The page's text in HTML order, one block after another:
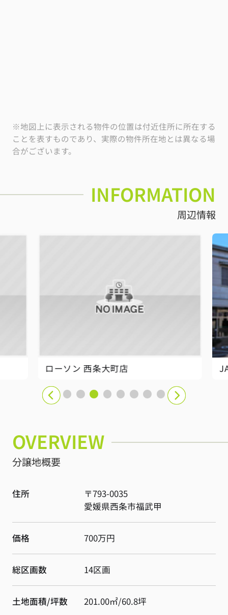
※地図上に表示される物件の位置は付近住所に所在する
ことを表すものであり、実際の物件所在地とは異なる場
合がございます。
INFORMATION
周辺情報
ローソン 西条大町店
OVERVIEW
分譲地概要
住所
〒793-0035
愛媛県西条市福武甲
価格 700万円
総区画数 14区画
土地面積/坪数 201.00㎡/60.8坪